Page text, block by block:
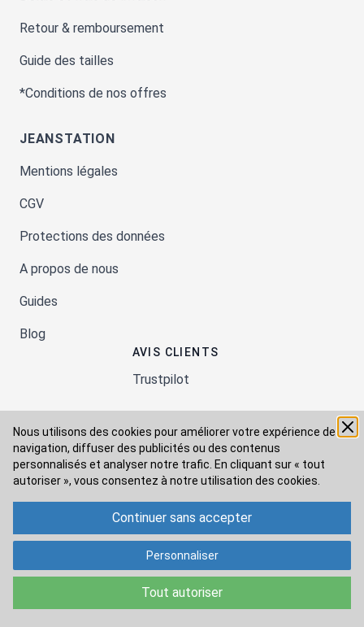
Nous utilisons des cookies pour améliorer votre expérience de
navigation, diffuser des publicités ou des contenus
personnalisés et analyser notre trafic. En cliquant sur « tout
autoriser », vous consentez à notre utilisation des cookies.
Tout autoriser
Continuer sans accepter
Personnaliser
Retour & remboursement
Guide des tailles
*Conditions de nos offres
JEANSTATION
Mentions légales
CGV
Protections des données
A propos de nous
Guides
Blog
AVIS CLIENTS
Trustpilot
Moyens de paiement
Modes de livraison